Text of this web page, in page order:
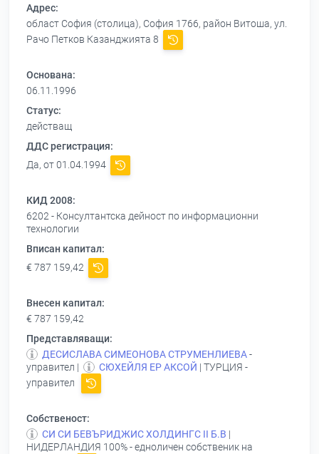
Адрес:
област София (столица), София 1766, район Витоша, ул.
Рачо Петков Казанджията 8
Основана:
06.11.1996
Статус:
действащ
ДДС регистрация:
Да, от 01.04.1994
КИД 2008:
6202 - Консултантска дейност по информационни
технологии
Вписан капитал:
€ 787 159,42
Внесен капитал:
€ 787 159,42
Представляващи:
ДЕСИСЛАВА СИМЕОНОВА СТРУМЕНЛИЕВА-
управител |
СЮХЕЙЛЯ ЕР АКСОЙ | ТУРЦИЯ -
управител
Собственост:
СИ СИ БЕВЪРИДЖИС ХОЛДИНГС II Б.В |
НИДЕРЛАНДИЯ 100% - едноличен собственик на